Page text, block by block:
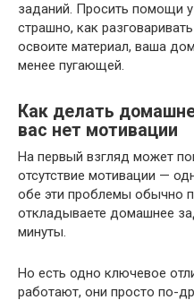
заданий. Просить помощи
страшно, как
освоите материал, ваша
менее пугающей.
Как делать
вас нет мотивации
На первый взгляд может
отсутствие мотивации —
обе эти проблемы обычно
откладываете домашнее
минуты.
Но есть одно ключевое
работают, они просто по-